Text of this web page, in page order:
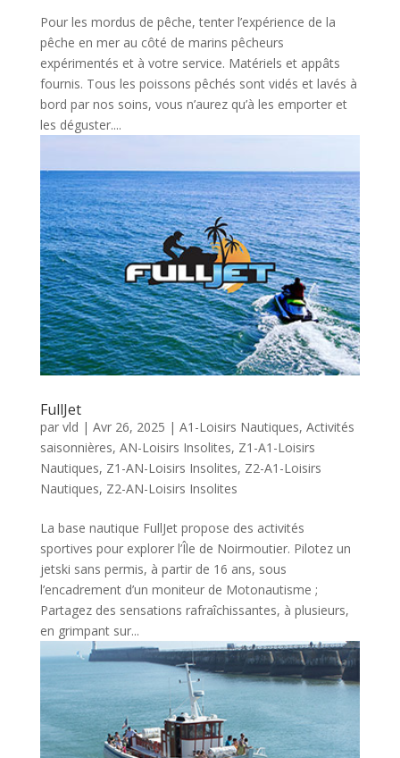
Pour les mordus de pêche, tenter l’expérience de la
pêche en mer au côté de marins pêcheurs
expérimentés et à votre service. Matériels et appâts
fournis. Tous les poissons pêchés sont vidés et lavés à
bord par nos soins, vous n’aurez qu’à les emporter et
les déguster....
FullJet
par vld | Avr 26, 2025 | A1-Loisirs Nautiques, Activités
saisonnières, AN-Loisirs Insolites, Z1-A1-Loisirs
Nautiques, Z1-AN-Loisirs Insolites, Z2-A1-Loisirs
Nautiques, Z2-AN-Loisirs Insolites
La base nautique FullJet propose des activités
sportives pour explorer l’Île de Noirmoutier. Pilotez un
jetski sans permis, à partir de 16 ans, sous
l’encadrement d’un moniteur de Motonautisme ;
Partagez des sensations rafraîchissantes, à plusieurs,
en grimpant sur...